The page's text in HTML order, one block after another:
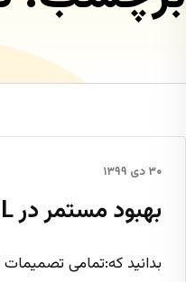
۳۰ دی ۱۳۹۹
بهبود مستمر در ITIL
بدانید که:تمامی